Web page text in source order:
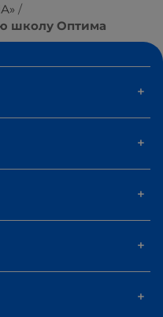
школу Оптима
+
+
+
+
+